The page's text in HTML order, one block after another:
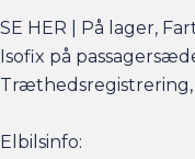
SE HER | På lager,
Isofix på
Elbilsinfo: